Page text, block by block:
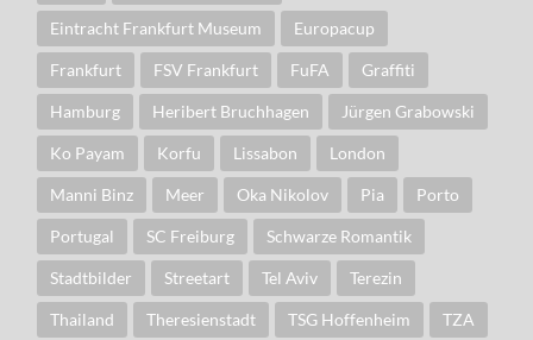
Eintracht Frankfurt Museum Europacup
Frankfurt FSV Frankfurt FuFA Graffiti
Hamburg Heribert Bruchhagen Jürgen Grabowski
Ko Payam Korfu Lissabon London
Manni Binz Meer Oka Nikolov Pia Porto
Portugal SC Freiburg Schwarze Romantik
Stadtbilder Streetart Tel Aviv Terezin
Thailand Theresienstadt TSG Hoffenheim TZA